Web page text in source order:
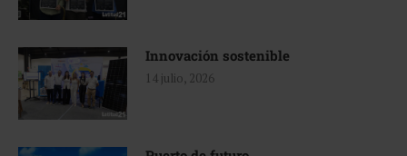
Innovación sostenible
14 julio, 2026